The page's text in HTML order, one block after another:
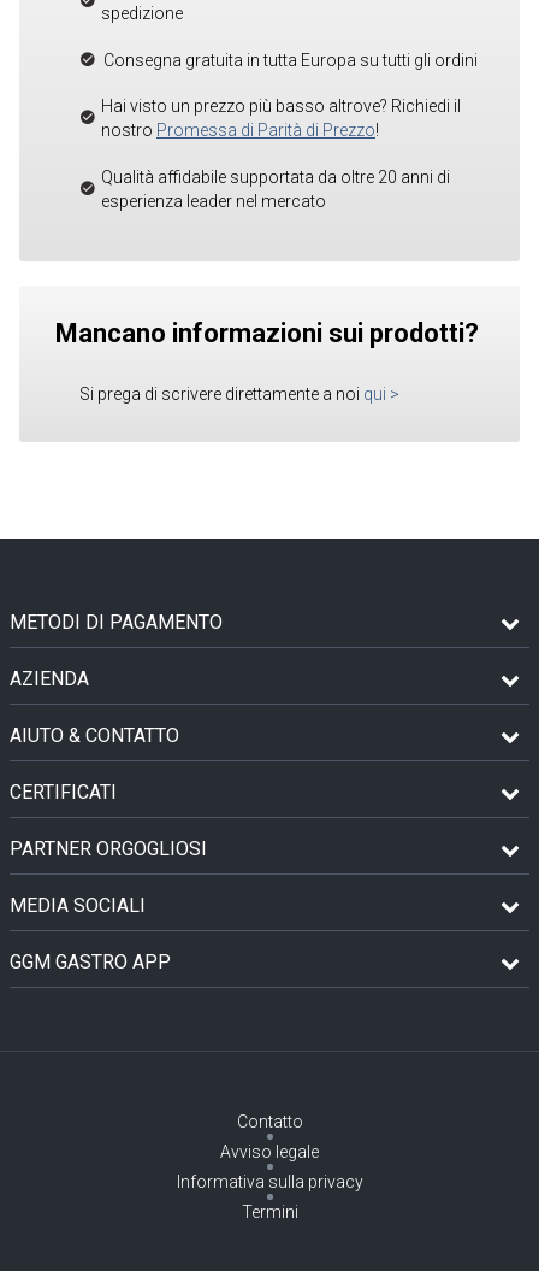
spedizione
Consegna gratuita in tutta Europa su tutti gli ordini
Hai visto un prezzo più basso altrove? Richiedi il
nostro Promessa di Parità di Prezzo!
Qualità affidabile supportata da oltre 20 anni di
esperienza leader nel mercato
Mancano informazioni sui prodotti?
Si prega di scrivere direttamente a noi qui >
METODI DI PAGAMENTO
AZIENDA
AIUTO & CONTATTO
CERTIFICATI
PARTNER ORGOGLIOSI
MEDIA SOCIALI
GGM GASTRO APP
Contatto
Avviso legale
Informativa sulla privacy
Termini